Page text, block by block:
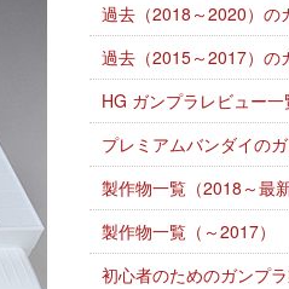
過去（2018～2020）の
過去（2015～2017）の
HG ガンプラレビュー一
プレミアムバンダイの
製作物一覧（2018～最新
製作物一覧（～2017）
初心者のためのガンプ